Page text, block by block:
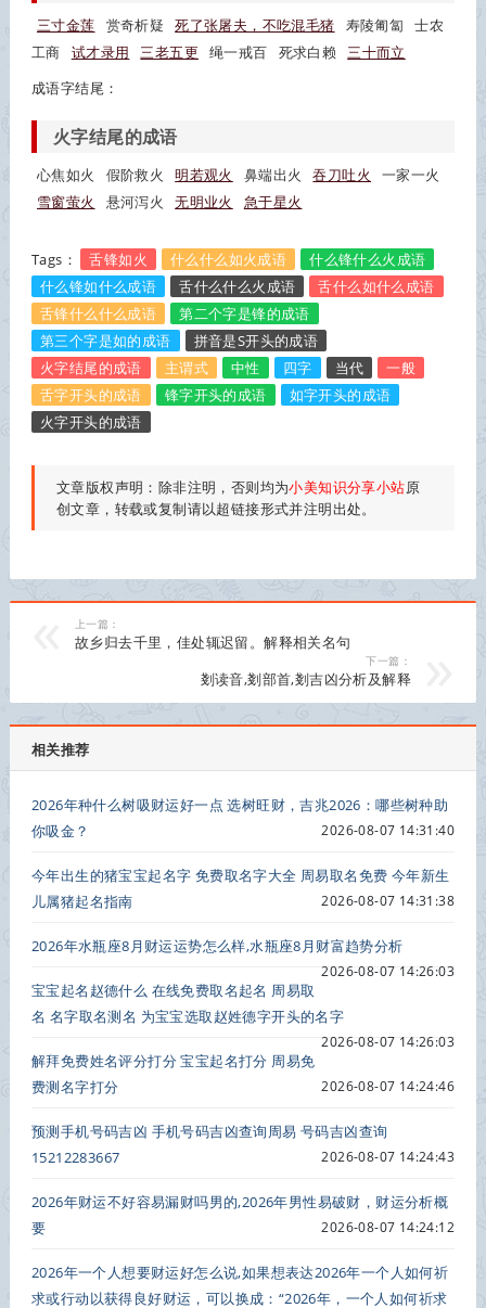
三寸金莲 赏奇析疑 死了张屠夫，不吃混毛猪 寿陵匍匐
士农
工商
试才录用 三老五更 绳一戒百 死求白赖
三十而立
成语字结尾：
火字结尾的成语
心焦如火 假阶救火 明若观火 鼻端出火 吞刀吐火
一家一火
雪窗萤火
悬河泻火 无明业火 急于星火
Tags： 舌锋如火 什么什么如火成语
什么锋什么火成语
什么锋如什么成语
舌什么什么火成语
舌什么如什么成语
舌锋什么什么成语
第二个字是锋的成语
第三个字是如的成语
拼音是S开头的成语
火字结尾的成语
主谓式 中性 四字 当代
一般
舌字开头的成语
锋字开头的成语
如字开头的成语
火字开头的成语
文章版权声明：除非注明，否则均为小美知识分享小站原
创文章，转载或复制请以超链接形式并注明出处。
上一篇：
故乡归去千里，佳处辄迟留。解释相关名句
下一篇：
剗读音,剗部首,剗吉凶分析及解释
相关推荐
2026年种什么树吸财运好一点 选树旺财，吉兆2026：哪些树种助
你吸金？
2026-08-07 14:31:40
今年出生的猪宝宝起名字 免费取名字大全 周易取名免费 今年新生
儿属猪起名指南
2026-08-07 14:31:38
2026年水瓶座8月财运运势怎么样,水瓶座8月财富趋势分析
2026-08-07 14:26:03
宝宝起名赵德什么 在线免费取名起名 周易取
名 名字取名测名 为宝宝选取赵姓德字开头的名字
2026-08-07 14:26:03
解拜免费姓名评分打分 宝宝起名打分 周易免
费测名字打分
2026-08-07 14:24:46
预测手机号码吉凶 手机号码吉凶查询周易 号码吉凶查询
15212283667
2026-08-07 14:24:43
2026年财运不好容易漏财吗男的,2026年男性易破财，财运分析概
要
2026-08-07 14:24:12
2026年一个人想要财运好怎么说,如果想表达2026年一个人如何祈
求或行动以获得良好财运，可以换成：“2026年，一个人如何祈求